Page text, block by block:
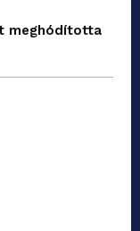
meghódította